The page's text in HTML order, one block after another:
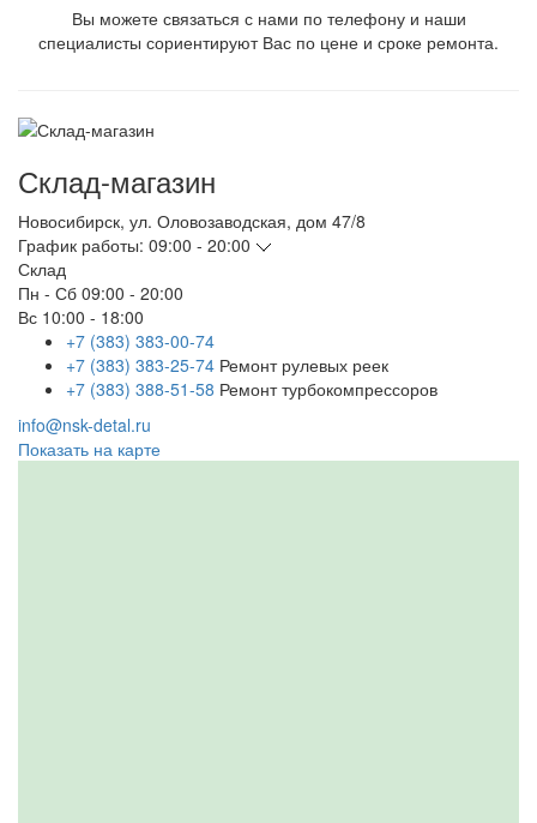
Вы можете связаться с нами по телефону и наши
специалисты сориентируют Вас по цене и сроке ремонта.
Склад-магазин
Новосибирск, ул. Оловозаводская, дом 47/8
График работы: 09:00 - 20:00
Склад
Пн - Сб 09:00 - 20:00
Вс 10:00 - 18:00
+7 (383) 383-00-74
+7 (383) 383-25-74 Ремонт рулевых реек
+7 (383) 388-51-58 Ремонт турбокомпрессоров
info@nsk-detal.ru
Показать на карте